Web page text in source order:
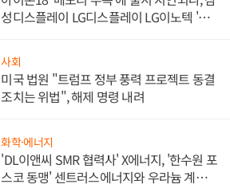
성디스플레이 LG디스플레이 LG이노텍 '탈
사회
미국 법원 "트럼프 정부 풍력 프로젝트 동결
조치는 위법", 해제 명령 내려
화학·에너지
'DL이앤씨 SMR 협력사' X에너지, '한수원 포
스코 동맹' 센트러스에너지와 우라늄 계약